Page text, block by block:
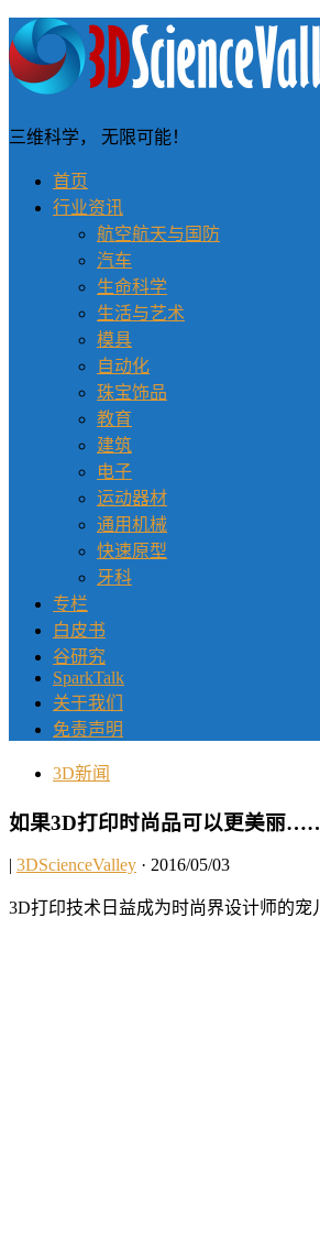
三维科学， 无限可能！
首页
行业资讯
航空航天与国防
汽车
生命科学
生活与艺术
模具
自动化
珠宝饰品
教育
建筑
电子
运动器材
通用机械
快速原型
牙科
专栏
白皮书
谷研究
SparkTalk
关于我们
免责声明
3D新闻
如果3D打印时尚品可以更美丽
| 3DScienceValley · 2016/05/03
3D打印技术日益成为时尚界设计师的